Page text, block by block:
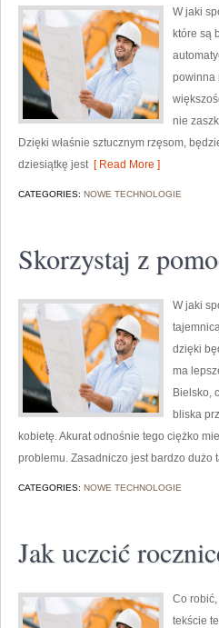
W jaki
które są
powinna
nie
Dzięki właśnie sztucznym rzęsom,
dziesiątkę jest[ Read More ]
CATEGORIES: NOWE TECHNOLOGIE
Skorzystaj z
W jaki
dzięki
ma
Bielsko,
bliska
kobietę. Akurat odnośnie tego ciężko
problemu. Zasadniczo jest bardzo dużo
CATEGORIES: NOWE TECHNOLOGIE
Jak uczcić
Co
tekście